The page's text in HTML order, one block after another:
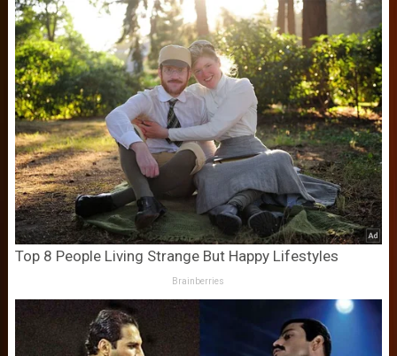
Top 8 People Living Strange But Happy Lifestyles
Brainberries